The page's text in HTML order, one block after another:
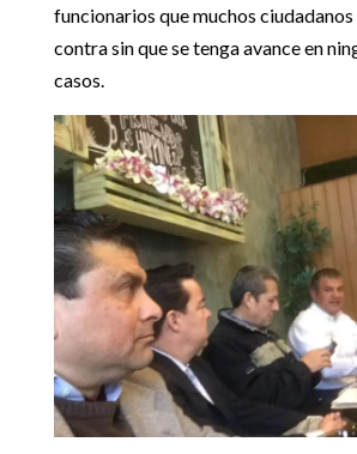
funcionarios que muchos ciudadanos
contra sin que se tenga avance en
casos.